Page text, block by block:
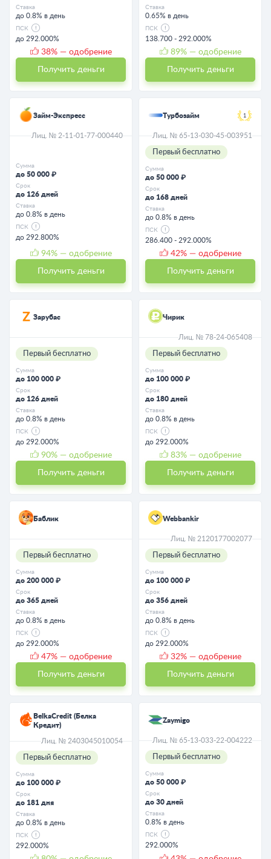
Ставка
до 0.8% в день
ПСК
до 292.000%
38% — одобрение
Получить деньги
Ставка
0.65% в день
ПСК
138.700 - 292.000%
89% — одобрение
Получить деньги
Займ-Экспресс
Лиц. № 2-11-01-77-000440
Сумма
до 50 000 ₽
Срок
до 126 дней
Ставка
до 0.8% в день
ПСК
до 292.800%
94% — одобрение
Получить деньги
Турбозайм 1
Лиц. № 65-13-030-45-003951
Первый бесплатно
Сумма
до 50 000 ₽
Срок
до 168 дней
Ставка
до 0.8% в день
ПСК
286.400 - 292.000%
42% — одобрение
Получить деньги
Зарубас
Первый бесплатно
Сумма
до 100 000 ₽
Срок
до 126 дней
Ставка
до 0.8% в день
ПСК
до 292.000%
90% — одобрение
Получить деньги
Чирик
Лиц. № 78-24-065408
Первый бесплатно
Сумма
до 100 000 ₽
Срок
до 180 дней
Ставка
до 0.8% в день
ПСК
до 292.000%
83% — одобрение
Получить деньги
Баблик
Первый бесплатно
Сумма
до 200 000 ₽
Срок
до 365 дней
Ставка
до 0.8% в день
ПСК
до 292.000%
47% — одобрение
Получить деньги
Webbankir
Лиц. № 2120177002077
Первый бесплатно
Сумма
до 100 000 ₽
Срок
до 356 дней
Ставка
до 0.8% в день
ПСК
до 292.000%
32% — одобрение
Получить деньги
BelkaCredit (Белка
Кредит)
Лиц. № 2403045010054
Первый бесплатно
Сумма
до 100 000 ₽
Срок
до 181 дня
Ставка
до 0.8% в день
ПСК
292.000%
Zaymigo
Лиц. № 65-13-033-22-004222
Первый бесплатно
Сумма
до 50 000 ₽
Срок
до 30 дней
Ставка
0.8% в день
ПСК
292.000%